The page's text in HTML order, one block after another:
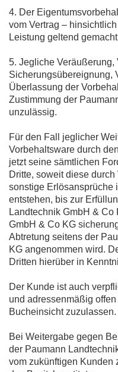
4. Der
vom Vertrag –
Leistung geltend
5. Jegliche Veräußerung,
Sicherungsübereignung,
Überlassung der
Zustimmung der
unzulässig.
Für den Fall jeglicher
Vorbehaltsware durch
jetzt seine sämtlichen
Dritte, soweit diese
sonstige Erlösansprüche
entstehen, bis zur
Landtechnik GmbH &
GmbH & Co KG
Abtretung seitens der
KG angenommen wird.
Dritten hierüber in
Der Kunde ist auch
und adressenmäßig
Bucheinsicht zuzulassen.
Bei Weitergabe gegen
der Paumann
vom zukünftigen Kunden